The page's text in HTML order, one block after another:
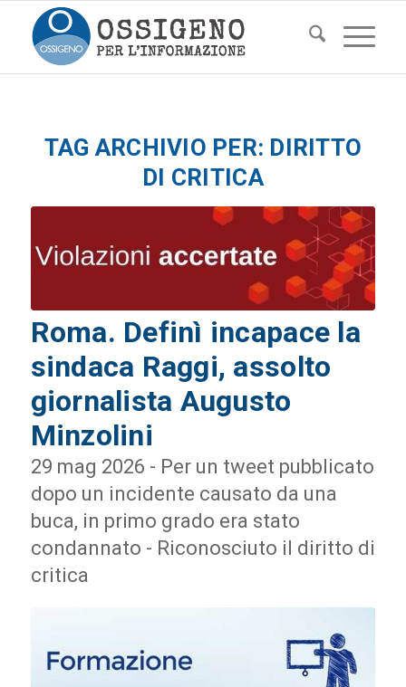
TAG ARCHIVIO PER: DIRITTO
DI CRITICA
Roma. Definì incapace la
sindaca Raggi, assolto
giornalista Augusto
Minzolini
29 mag 2026 - Per un tweet pubblicato
dopo un incidente causato da una
buca, in primo grado era stato
condannato - Riconosciuto il diritto di
critica